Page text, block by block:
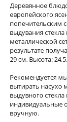
Деревянное
европейского
попечительским
выдувания
металлической
результате
29 см. Высота: 24,5.
Рекомендуется
вытирать насухо
выдувного
индивидуальные
вручную.